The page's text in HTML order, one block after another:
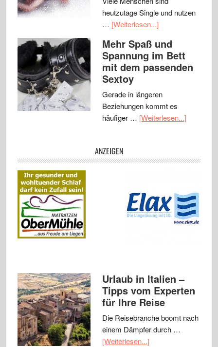
heutzutage Single und nutzen
… [Weiterlesen...]
Mehr Spaß und
Spannung im Bett
mit dem passenden
Sextoy
Gerade in längeren
Beziehungen kommt es
häufiger … [Weiterlesen...]
ANZEIGEN
Urlaub in Italien –
Tipps vom Experten
für Ihre Reise
Die Reisebranche boomt nach
einem Dämpfer durch …
[Weiterlesen...]